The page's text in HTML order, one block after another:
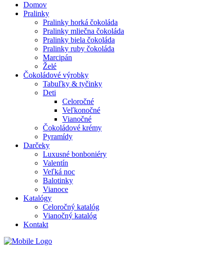
Domov
Pralinky
Pralinky horká čokoláda
Pralinky mliečna čokoláda
Pralinky biela čokoláda
Pralinky ruby čokoláda
Marcipán
Želé
Čokoládové výrobky
Tabuľky & tyčinky
Deti
Celoročné
Veľkonočné
Vianočné
Čokoládové krémy
Pyramídy
Darčeky
Luxusné bonboniéry
Valentín
Veľká noc
Balotinky
Vianoce
Katalógy
Celoročný katalóg
Vianočný katalóg
Kontakt